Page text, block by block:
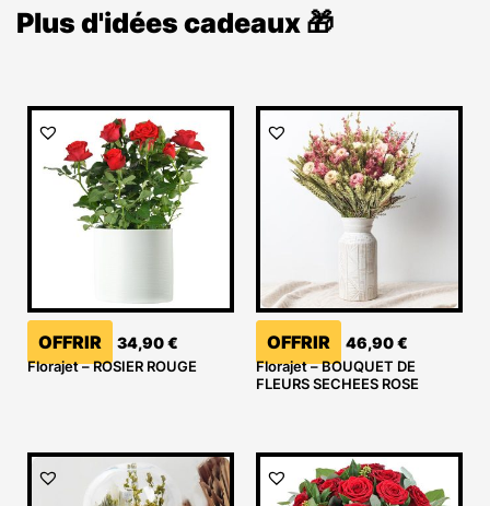
Plus d'idées cadeaux 🎁
OFFRIR 34,90€
Florajet – ROSIER ROUGE
OFFRIR 46,90€
Florajet – BOUQUET DE
FLEURS SECHEES ROSE